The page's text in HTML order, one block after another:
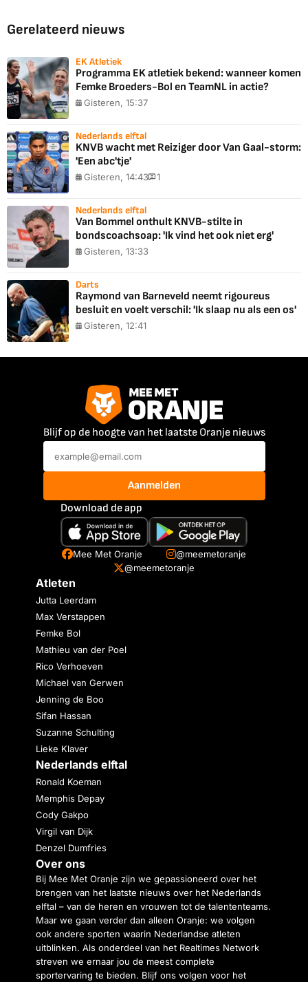
Gerelateerd nieuws
EK Atletiek
Programma EK atletiek bekend: wanneer komen
Femke Broeders-Bol en TeamNL in actie?
Gisteren, 15:37
Nederlands elftal
KNVB wacht met Reiziger door Van Gaal-storm:
'Een abc'tje'
Gisteren, 14:43 1
Nederlands elftal
Van Bommel onthult KNVB-stilte in
bondscoachsoap: 'Ik vind het ook niet erg'
Gisteren, 13:33
Darts
Raymond van Barneveld neemt rigoureus
besluit en voelt verschil: 'Ik slaap nu als een os'
Gisteren, 12:41
Blijf op de hoogte van het laatste Oranje nieuws
Aanmelden
Download de app
Mee Met Oranje
@meemetoranje
@meemetoranje
Atleten
Jutta Leerdam
Max Verstappen
Femke Bol
Mathieu van der Poel
Rico Verhoeven
Michael van Gerwen
Jenning de Boo
Sifan Hassan
Suzanne Schulting
Lieke Klaver
Nederlands elftal
Ronald Koeman
Memphis Depay
Cody Gakpo
Virgil van Dijk
Denzel Dumfries
Over ons
Bij Mee Met Oranje zijn we gepassioneerd over het
brengen van het laatste nieuws over het Nederlands
elftal – van de heren en vrouwen tot de talententeams.
Maar we gaan verder dan alleen Oranje: we volgen
ook andere sporten waarin Nederlandse atleten
uitblinken. Als onderdeel van het Realtimes Network
streven we ernaar jou de meest complete
sportervaring te bieden. Blijf ons volgen voor het